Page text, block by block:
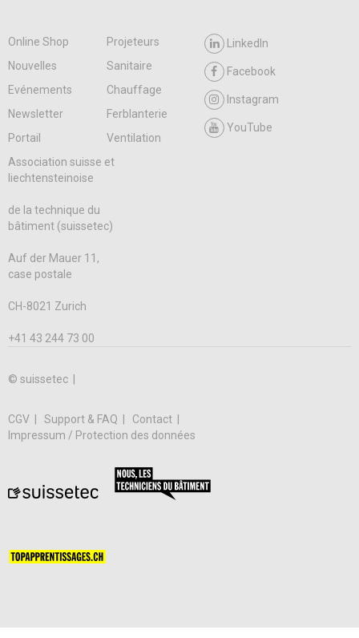
Online Shop
Projeteurs
Nouvelles
Sanitaire
Evénements
Chauffage
Newsletter
Ferblanterie
Portail
Ventilation
LinkedIn
Facebook
Instagram
YouTube
Association suisse et
liechtensteinoise
de la technique du
bâtiment (suissetec)
Auf der Mauer 11,
case postale
CH-8021 Zurich
+41 43 244 73 00
© suissetec |
CGV Support & FAQ
Contact
Impressum / Protection des données